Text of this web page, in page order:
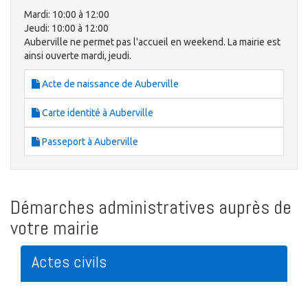
Mardi: 10:00 à 12:00
Jeudi: 10:00 à 12:00
Auberville ne permet pas l'accueil en weekend. La mairie est
ainsi ouverte mardi, jeudi.
Acte de naissance de Auberville
Carte identité à Auberville
Passeport à Auberville
Démarches administratives auprès de
votre mairie
Actes civils